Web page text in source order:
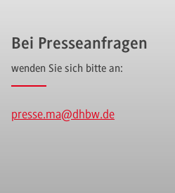
Bei Presseanfragen
wenden Sie sich bitte an:
presse.ma@dhbw.de